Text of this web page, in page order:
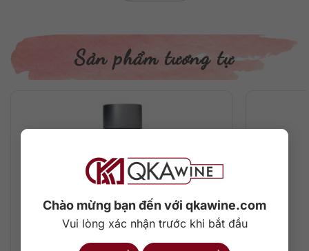
Chào mừng bạn đến với qkawine.com
Vui lòng xác nhận trước khi bắt đầu
Rượu được chưng cất tại nhà máy Koskenkorva dưới sự
kiểm soát chặt chẽ của dây chuyền hiện đại và những bậc
thầy hàng đầu.
Thương hiệu: Finlandia
Nồng độ: 40%
Dung tích: 700 ml
Cách thưởng thức: Uống nguyên chất, thêm đá viên, pha
chế cocktail
Sản phẩm tương tự